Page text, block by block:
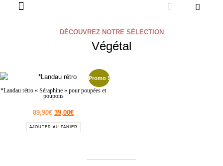
DÉCOUVREZ NOTRE SÉLECTION
Végétal
Promo !
*Landau rétro « Séraphine » pour poupées et
poupons
89,90€ 39,00€
AJOUTER AU PANIER